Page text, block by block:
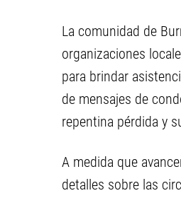
La comunidad de
organizaciones
para brindar
de mensajes de
repentina pérdida y
A medida que
detalles sobre las